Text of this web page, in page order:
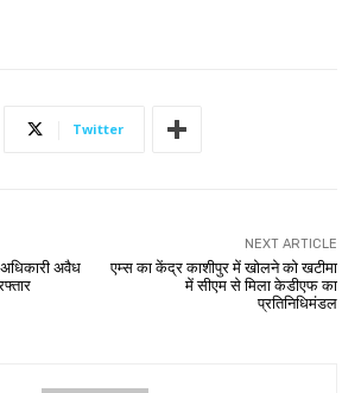
Twitter
अधिकारी अवैध
NEXT ARTICLE
एम्स का केंद्र काशीपुर में खोलने को खटीमा
में सीएम से मिला केडीएफ का
प्रतिनिधिमंडल